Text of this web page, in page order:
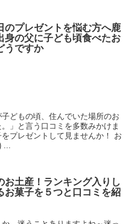
のプレゼントを悩む方へ鹿
身の父に子ども頃食べたお
うですか
どもの頃、住んでいた場所のお
」と言う口コミを多数みかけま
プレゼントして見ませんか！ お
お土産！ランキング入りし
お菓子を５つと口コミを紹